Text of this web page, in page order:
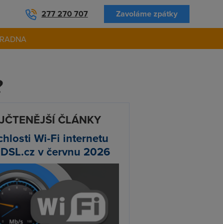
277 270 707 Zavoláme zpátky
ČLÁNKY
Wi-Fi internetu
v červnu 2026